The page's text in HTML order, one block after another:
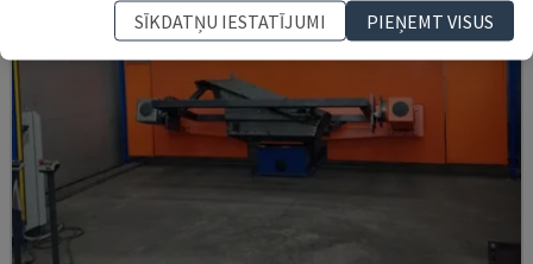
SĪKDATŅU IESTATĪJUMI
PIEŅEMT VISUS